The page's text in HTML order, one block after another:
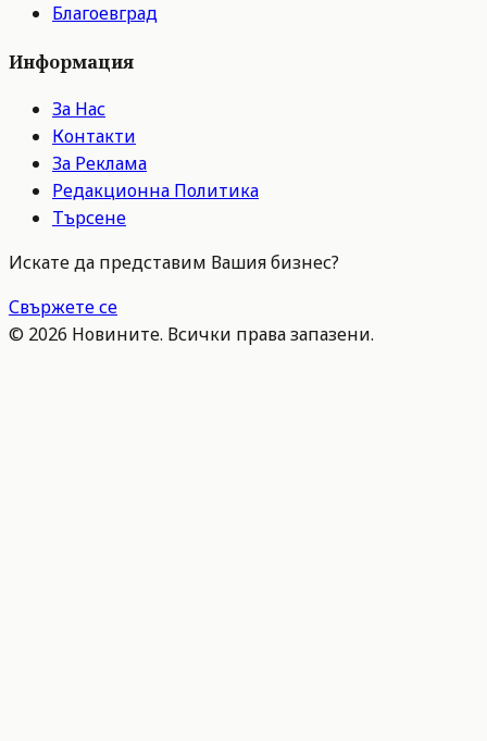
Благоевград
Информация
За Нас
Контакти
За Реклама
Редакционна Политика
Търсене
Искате да представим Вашия бизнес?
Свържете се
© 2026 Новините. Всички права запазени.